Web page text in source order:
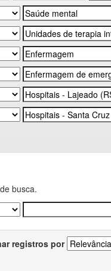
busca.
registros por